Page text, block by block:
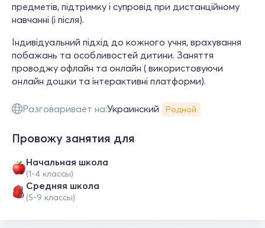
предметів, підтримку і супровід при дистанційному
навчанні (і після).
Індивідуальний підхід до кожного учня, врахування
побажань та особливостей дитини. Заняття
проводжу офлайн та онлайн ( використовуючи
онлайн дошки та інтерактивні платформи).
Разговаривает на:Украинский Родной
Провожу занятия для
Начальная школа
(1-4 классы)
Средняя школа
(5-9 классы)